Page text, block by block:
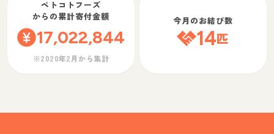
ペトコトフーズ
からの累計寄付金額
17,022,844
※2020年2月から集計
今月のお結び数
14匹